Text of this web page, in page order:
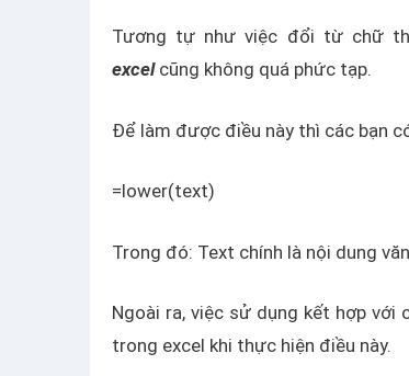
Tương tự như việc đổi từ chữ
excel cũng không quá phức tạp.
Để làm được điều này thì các bạn
=lower(text)
Trong đó: Text chính là nội dung
Ngoài ra, việc sử dụng kết hợp
trong excel khi thực hiện điều này.